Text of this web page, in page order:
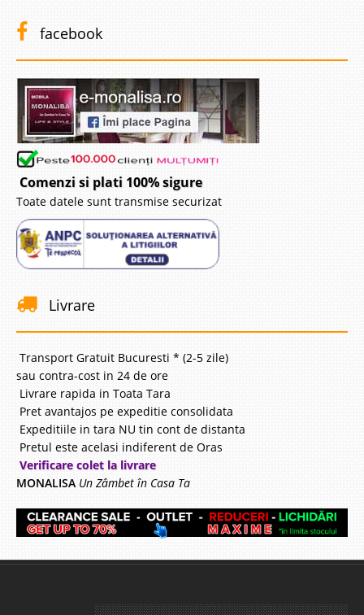
facebook
Comenzi si plati 100% sigure
Toate datele sunt transmise securizat
Livrare
Transport Gratuit Bucuresti * (2-5 zile)
sau contra-cost in 24 de ore
Livrare rapida in Toata Tara
Pret avantajos pe expeditie consolidata
Expeditiile in tara NU tin cont de distanta
Pretul este acelasi indiferent de Oras
Verificare colet la livrare
MONALISA Un Zâmbet în Casa Ta